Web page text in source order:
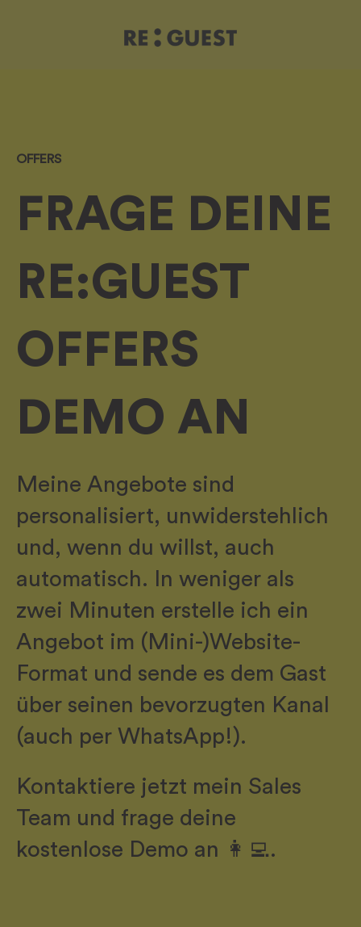
OFFERS
FRAGE DEINE
RE:GUEST
OFFERS
DEMO AN
Meine Angebote sind
personalisiert, unwiderstehlich
und, wenn du willst, auch
automatisch. In weniger als
zwei Minuten erstelle ich ein
Angebot im (Mini-)Website-
Format und sende es dem Gast
über seinen bevorzugten Kanal
(auch per WhatsApp!).
Kontaktiere jetzt mein Sales
Team und frage deine
kostenlose Demo an 👩‍💻.